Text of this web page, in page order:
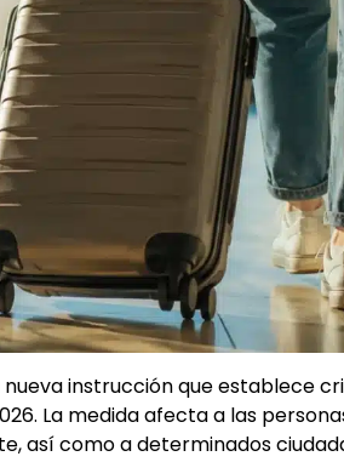
instrucción que establece
La medida afecta a las
así como a determinados